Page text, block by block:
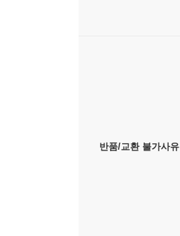
반품/교환 불가사유